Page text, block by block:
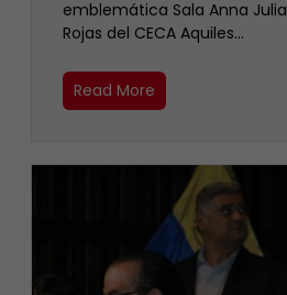
emblemática Sala Anna Julia
Rojas del CECA Aquiles…
Read More